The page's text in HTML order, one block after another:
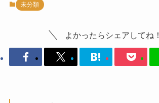
未分類
よかったらシェアしてね！